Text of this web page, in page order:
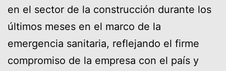
en el sector de la construcción durante los
últimos meses en el marco de la
emergencia sanitaria, reflejando el firme
compromiso de la empresa con el país y